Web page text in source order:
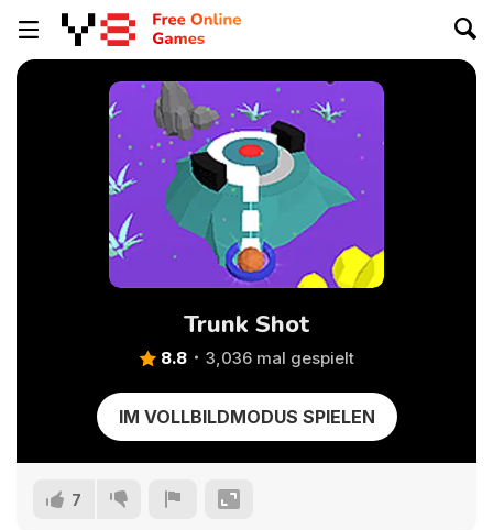
Trunk Shot
8.8 3,036 mal gespielt
IM VOLLBILDMODUS SPIELEN
7